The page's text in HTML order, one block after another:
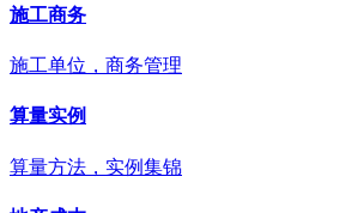
施工商务
施工单位，商务管理
算量实例
算量方法，实例集锦